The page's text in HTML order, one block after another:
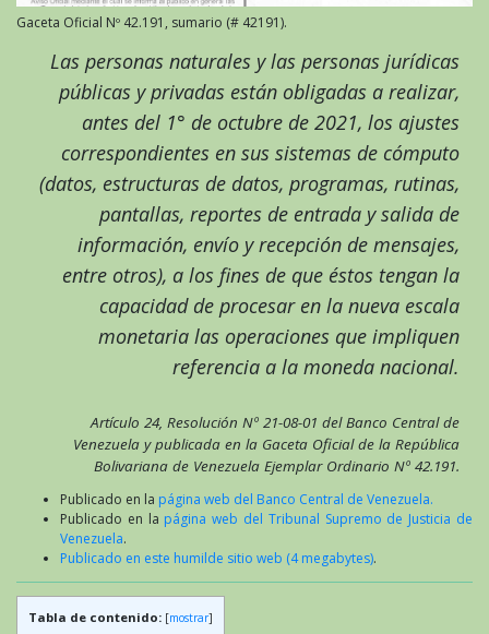
Gaceta Oficial Nº 42.191, sumario (# 42191).
Las personas naturales y las personas jurídicas
públicas y privadas están obligadas a realizar,
antes del 1° de octubre de 2021, los ajustes
correspondientes en sus sistemas de cómputo
(datos, estructuras de datos, programas, rutinas,
pantallas, reportes de entrada y salida de
información, envío y recepción de mensajes,
entre otros), a los fines de que éstos tengan la
capacidad de procesar en la nueva escala
monetaria las operaciones que impliquen
referencia a la moneda nacional.
Artículo 24, Resolución Nº 21-08-01 del Banco Central de
Venezuela y publicada en la Gaceta Oficial de la República
Bolivariana de Venezuela Ejemplar Ordinario Nº 42.191.
Publicado en la página web del Banco Central de Venezuela.
Publicado en la página web del Tribunal Supremo de Justicia de
Venezuela.
Publicado en este humilde sitio web (4 megabytes).
Tabla de contenido: [mostrar]